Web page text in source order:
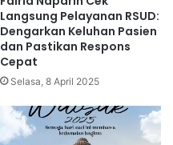
Langsung Pelayanan RSUD:
Dengarkan Keluhan Pasien
dan Pastikan Respons
Cepat
Selasa, 8 April 2025